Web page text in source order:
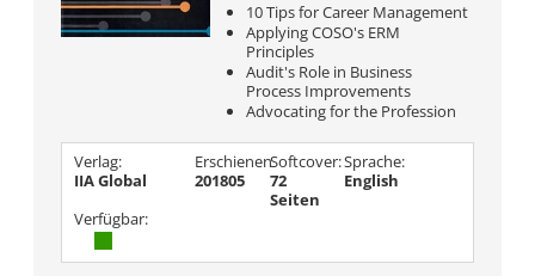
10 Tips for Career Management
Applying COSO's ERM
Principles
Audit's Role in Business
Process Improvements
Advocating for the Profession
Verlag:
IIA Global
Erschienen
201805
Softcover:
72
Seiten
Sprache:
English
Verfügbar: